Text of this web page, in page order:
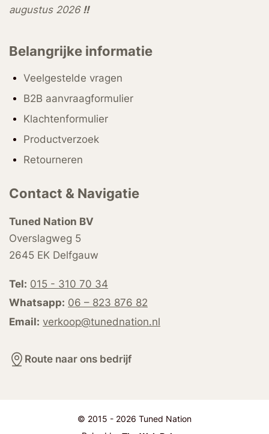
augustus 2026 !!
Belangrijke informatie
Veelgestelde vragen
B2B aanvraagformulier
Klachtenformulier
Productverzoek
Retourneren
Contact & Navigatie
Tuned Nation BV
Overslagweg 5
2645 EK Delfgauw
Tel: 015 - 310 70 34
Whatsapp: 06 – 823 876 82
Email: verkoop@tunednation.nl
Route naar ons bedrijf
© 2015 - 2026 Tuned Nation